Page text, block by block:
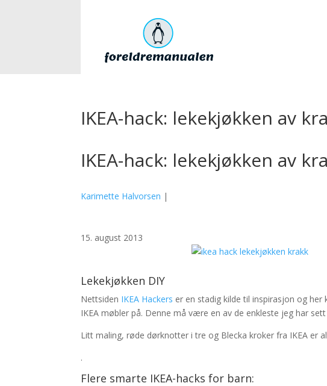
IKEA-hack: lekekjøkken av
IKEA-hack: lekekjøkken av
Karimette Halvorsen |
15. august 2013
Lekekjøkken DIY
Nettsiden IKEA Hackers er en stadig kilde til inspirasjon og
IKEA møbler på. Denne må være en av de enkleste jeg har
Litt maling, røde dørknotter i tre og Blecka kroker fra IKEA er
.
Flere smarte IKEA-hacks for barn: